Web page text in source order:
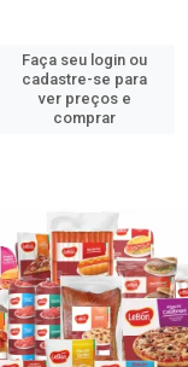
Faça seu login ou
cadastre-se para
ver preços e
comprar